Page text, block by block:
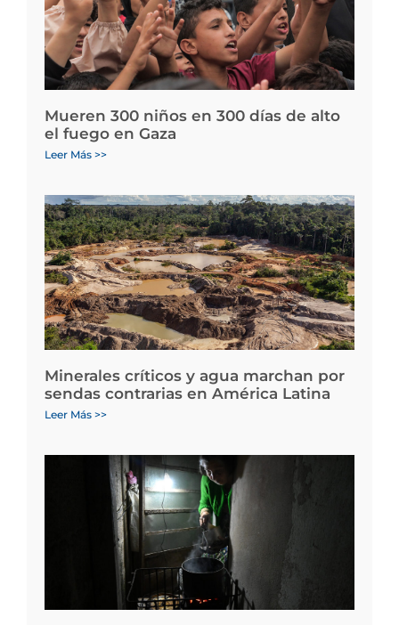
Mueren 300 niños en 300 días de alto
el fuego en Gaza
Leer Más >>
Minerales críticos y agua marchan por
sendas contrarias en América Latina
Leer Más >>